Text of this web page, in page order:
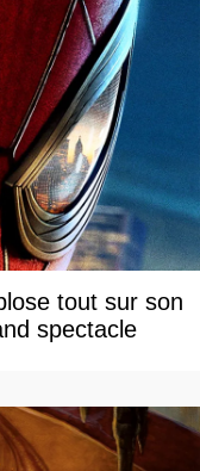
tout sur son
spectacle